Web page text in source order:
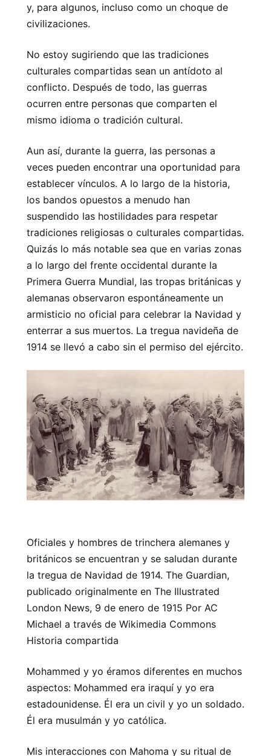
y, para algunos, incluso como un choque de
civilizaciones.
No estoy sugiriendo que las tradiciones
culturales compartidas sean un antídoto al
conflicto. Después de todo, las guerras
ocurren entre personas que comparten el
mismo idioma o tradición cultural.
Aun así, durante la guerra, las personas a
veces pueden encontrar una oportunidad para
establecer vínculos. A lo largo de la historia,
los bandos opuestos a menudo han
suspendido las hostilidades para respetar
tradiciones religiosas o culturales compartidas.
Quizás lo más notable sea que en varias zonas
a lo largo del frente occidental durante la
Primera Guerra Mundial, las tropas británicas y
alemanas observaron espontáneamente un
armisticio no oficial para celebrar la Navidad y
enterrar a sus muertos. La tregua navideña de
1914 se llevó a cabo sin el permiso del ejército.
Oficiales y hombres de trinchera alemanes y
británicos se encuentran y se saludan durante
la tregua de Navidad de 1914. The Guardian,
publicado originalmente en The Illustrated
London News, 9 de enero de 1915 Por AC
Michael a través de Wikimedia Commons
Historia compartida
Mohammed y yo éramos diferentes en muchos
aspectos: Mohammed era iraquí y yo era
estadounidense. Él era un civil y yo un soldado.
Él era musulmán y yo católica.
Mis interacciones con Mahoma y su ritual de